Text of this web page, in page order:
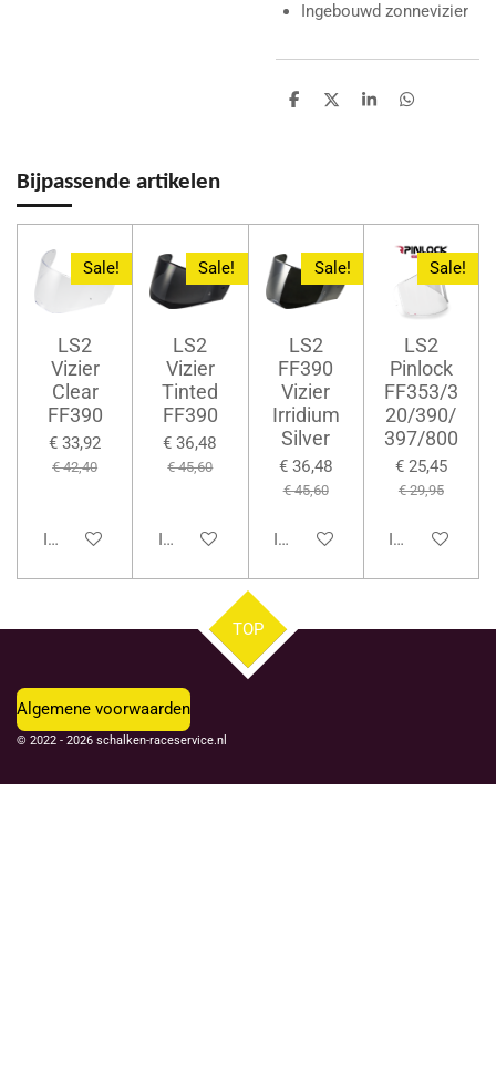
Ingebouwd zonnevizier
D
D
S
D
Bijpassende artikelen
Sale!
LS2
Vizier
Clear
FF390
€ 33,92
€ 42,40
In winkelwagen
Sale!
LS2
Vizier
Tinted
FF390
€ 36,48
€ 45,60
In winkelwagen
Sale!
LS2
FF390
Vizier
Irridium
Silver
€ 36,48
€ 45,60
In winkelwagen
Sale!
LS2
Pinlock
FF353/3
20/390/
397/800
€ 25,45
€ 29,95
In
TOP
Algemene voorwaarden
© 2022 - 2026 schalken-raceservice.nl